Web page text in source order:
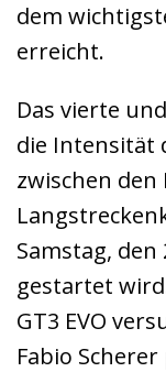
dem
erreicht.
Das vierte
die Intensität
zwischen
Samstag, den
gestartet
GT3 EVO
Fabio